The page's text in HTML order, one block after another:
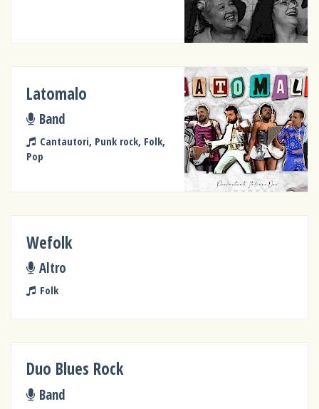
Latomalo
Band
Cantautori, Punk rock, Folk,
Pop
Wefolk
Altro
Folk
Duo Blues Rock
Band